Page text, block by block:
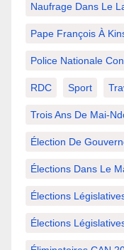
Naufrage Dans Le
Pape François À
Police Nationale
RDC Sport
Trois Ans De Mai-
Élection De
Élections Dans Le
Élections
Élections